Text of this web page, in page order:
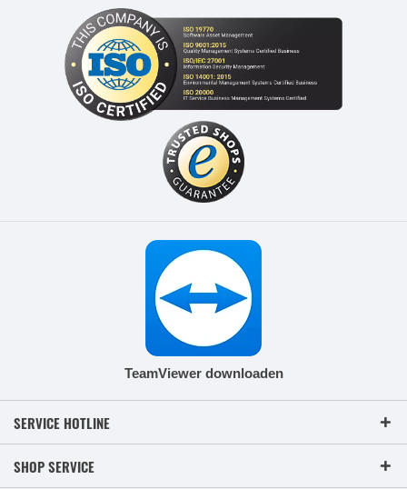
TeamViewer downloaden
SERVICE HOTLINE
SHOP SERVICE